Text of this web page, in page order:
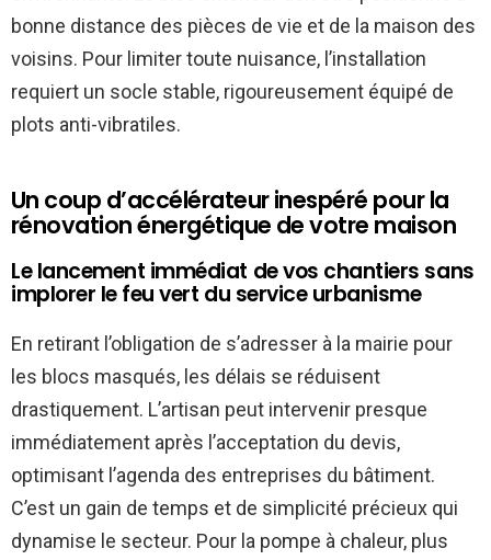
bonne distance des pièces de vie et de la maison des
voisins. Pour limiter toute nuisance, l’installation
requiert un socle stable, rigoureusement équipé de
plots anti-vibratiles.
Un coup d’accélérateur inespéré pour la
rénovation énergétique de votre maison
Le lancement immédiat de vos chantiers sans
implorer le feu vert du service urbanisme
En retirant l’obligation de s’adresser à la mairie pour
les blocs masqués, les délais se réduisent
drastiquement. L’artisan peut intervenir presque
immédiatement après l’acceptation du devis,
optimisant l’agenda des entreprises du bâtiment.
C’est un gain de temps et de simplicité précieux qui
dynamise le secteur. Pour la pompe à chaleur, plus